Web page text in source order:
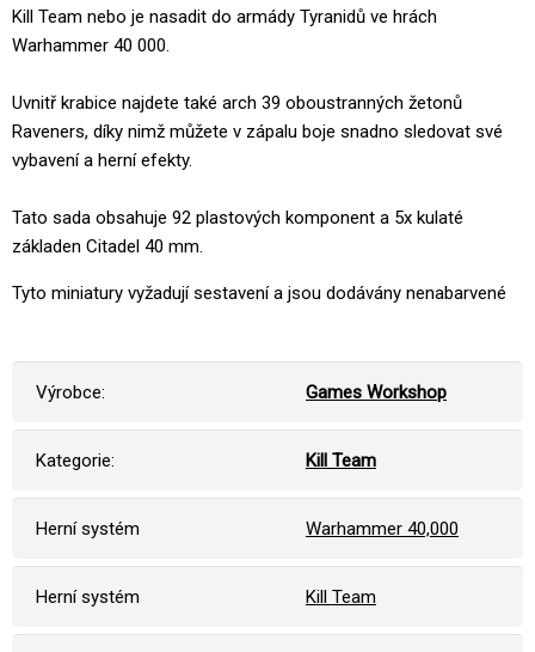
Kill Team nebo je nasadit do armády Tyranidů ve hrách
Warhammer 40 000.
Uvnitř krabice najdete také arch 39 oboustranných žetonů
Raveners, díky nimž můžete v zápalu boje snadno sledovat své
vybavení a herní efekty.
Tato sada obsahuje 92 plastových komponent a 5x kulaté
základen Citadel 40 mm.
Tyto miniatury vyžadují sestavení a jsou dodávány nenabarvené
Výrobce: Games Workshop
Kategorie: Kill Team
Herní systém Warhammer 40,000
Herní systém Kill Team